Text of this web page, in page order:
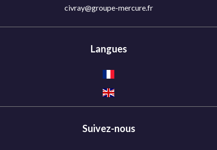
civray@groupe-mercure.fr
Langues
Suivez-nous